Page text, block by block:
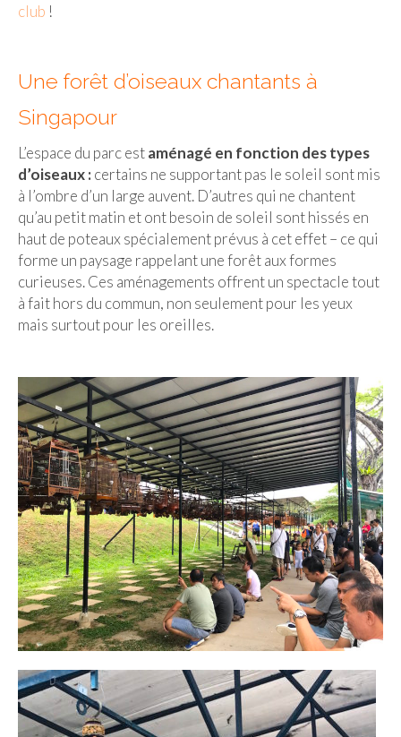
– Beijing
– Guilin
– Xi’an
CORÉE DU SUD
– Séoul
DANEMARK
– Copenhague
– Nice
– Paris
– La Réunion
JAPON
– Osaka
PÉROU
PORTUGAL
USA
– Los Angeles
VIETNAM
club !
Une forêt d’oiseaux chantants à
Singapour
L’espace du parc estaménagé en fonction des types
d’oiseaux :certains ne supportant pas le soleil sont mis
à l’ombre d’un large auvent. D’autres qui ne chantent
qu’au petit matin et ont besoin de soleil sont hissés en
haut de poteaux spécialement prévus à cet effet – ce qui
forme un paysage rappelant une forêt aux formes
curieuses. Ces aménagements offrent un spectacle tout
à fait hors du commun, non seulement pour les yeux
mais surtout pour les oreilles.